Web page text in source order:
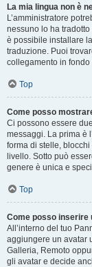
La mia lingua non è
L’amministratore
nessuno lo ha
è possibile installare
traduzione. Puoi
collegamento in
Top
Come posso
Ci possono essere
messaggi. La prima è
forma di stelle,
livello. Sotto può
genere è unica e
Top
Come posso inserire
All’interno del tuo
aggiungere un avatar
Galleria, Remoto
gli avatar e decide